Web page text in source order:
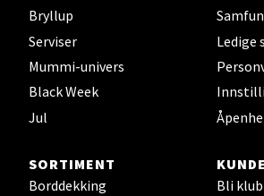
Bryllup
Serviser
Mummi-univers
Black Week
Jul
SORTIMENT
Borddekking
Bli
Steinkjer - Thon Senter
Sjøfartsgata 2, 7714 Steinkjer
0 i butikk